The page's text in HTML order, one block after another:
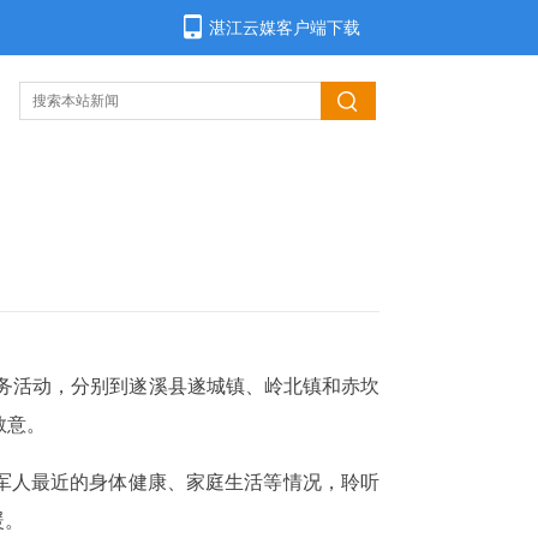
湛江云媒客户端下载
活动，分别到遂溪县遂城镇、岭北镇和赤坎
。
最近的身体健康、家庭生活等情况，聆听